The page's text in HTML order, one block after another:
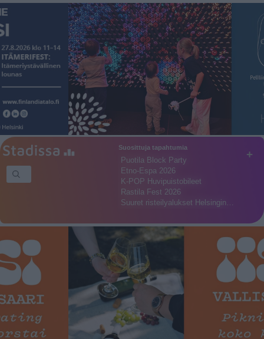
+
Suosittuja tapahtumia
Puotila Block Party
Etno-Espa 2026
K-POP Huvipuistobileet
Rastila Fest 2026
Suuret risteilyalukset Helsingin…